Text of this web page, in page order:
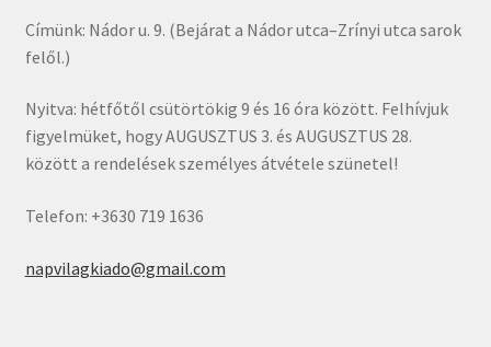
Címünk: Nádor u. 9. (Bejárat a Nádor utca–Zrínyi utca sarok
felől.)
Nyitva: hétfőtől csütörtökig 9 és 16 óra között. Felhívjuk
figyelmüket, hogy AUGUSZTUS 3. és AUGUSZTUS 28.
között a rendelések személyes átvétele szünetel!
Telefon: +3630 719 1636
napvilagkiado@gmail.com